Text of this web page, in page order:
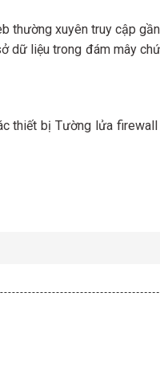
thường xuyên truy cập
liệu trong đám mây
thiết bị Tường lửa